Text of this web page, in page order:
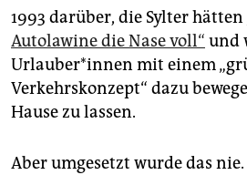
1993 darüber, die Sylter hätten
Autolawine die Nase voll“ und
Urlauber*innen mit einem
Verkehrskonzept“ dazu
Hause zu lassen.
Aber umgesetzt wurde das